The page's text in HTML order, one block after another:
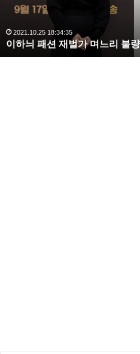
며
느
리
2021.10.25 18:34:35
이하늬 패션 재벌가 며느리 불